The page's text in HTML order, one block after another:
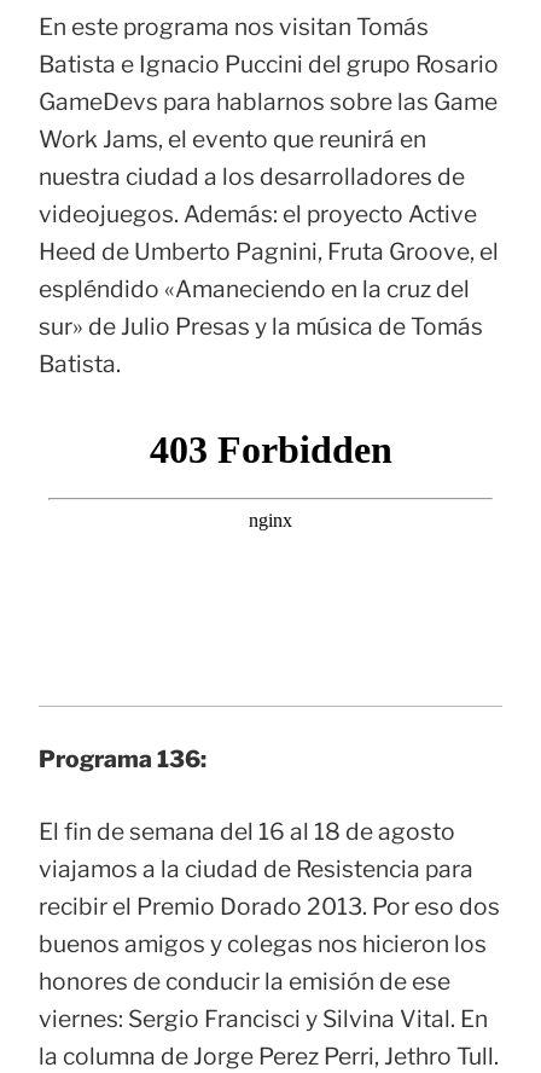
En este programa nos visitan Tomás
Batista e Ignacio Puccini del grupo Rosario
GameDevs para hablarnos sobre las Game
Work Jams, el evento que reunirá en
nuestra ciudad a los desarrolladores de
videojuegos. Además: el proyecto Active
Heed de Umberto Pagnini, Fruta Groove, el
espléndido «Amaneciendo en la cruz del
sur» de Julio Presas y la música de Tomás
Batista.
Programa 136:
El fin de semana del 16 al 18 de agosto
viajamos a la ciudad de Resistencia para
recibir el Premio Dorado 2013. Por eso dos
buenos amigos y colegas nos hicieron los
honores de conducir la emisión de ese
viernes: Sergio Francisci y Silvina Vital. En
la columna de Jorge Perez Perri, Jethro Tull.